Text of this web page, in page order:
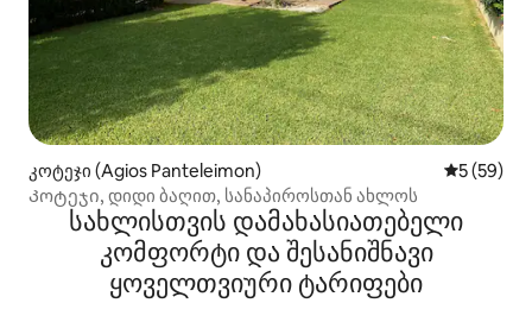
კოტეჯი (Agios Panteleimon) საშუალო
5 (59)
Კოტეჯი, დიდი ბაღით, სანაპიროსთან ახლოს
სახლისთვის დამახასიათებელი
კომფორტი და შესანიშნავი
ყოველთვიური ტარიფები